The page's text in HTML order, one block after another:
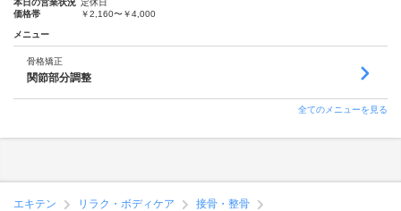
本日の営業状況 定休日
価格帯
￥2,160〜￥4,000
メニュー
骨格矯正
関節部分調整
全てのメニューを見る
エキテン リラク・ボディケア
接骨・整骨